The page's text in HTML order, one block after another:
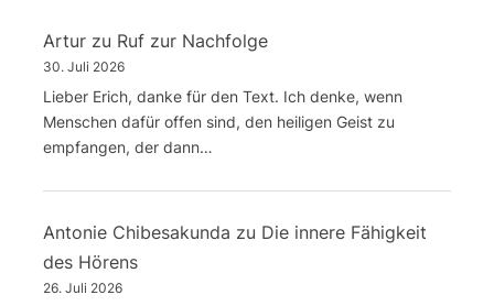
Artur zu Ruf zur Nachfolge
30. Juli 2026
Lieber Erich, danke für den Text. Ich denke, wenn
Menschen dafür offen sind, den heiligen Geist zu
empfangen, der dann…
Antonie Chibesakunda zu Die innere Fähigkeit
des Hörens
26. Juli 2026